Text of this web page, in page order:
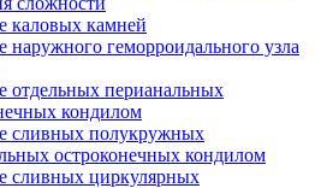
каловых камней
наружного геморроидального узла
отдельных перианальных
кондилом
сливных полукружных
остроконечных кондилом
сливных циркулярных